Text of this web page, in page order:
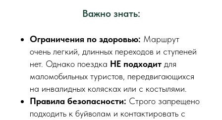
Важно знать:
Ограничения по здоровью: Маршрут
очень легкий, длинных переходов и ступеней
нет. Однако поездка НЕ подходит для
маломобильных туристов, передвигающихся
на инвалидных колясках или с костылями.
Правила безопасности: Строго запрещено
подходить к буйволам и контактировать с